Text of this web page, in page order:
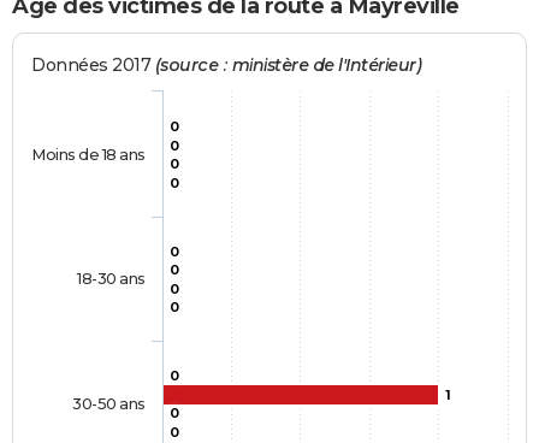
Age des victimes de la route à Mayreville
Données 2017 (source : ministère de l'Intérieur)
0
0
0
0
0
1
0
0
0
0
0
0
Moins de 18 ans
18-30 ans
30-50 ans